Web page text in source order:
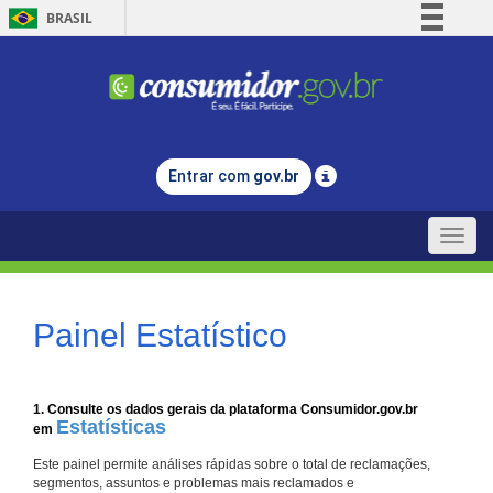
BRASIL
Comunica BR
Legislação
Entrar com gov.br
Toggle
Painel Estatístico
1. Consulte os dados gerais da plataforma Consumidor.gov.br
em Estatísticas
Este painel permite análises rápidas sobre o total de reclamações,
segmentos, assuntos e problemas mais reclamados e